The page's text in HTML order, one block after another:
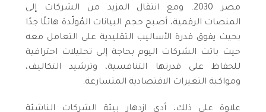
مصر 2030. ومع انتقال المزيد من الشركات إلى
المنصات الرقمية، أصبح حجم البيانات المُولّدة هائلًا جدًا
بحيث يفوق قدرة الأساليب التقليدية على التعامل معه
حيث باتت الشركات اليوم بحاجة إلى تحليلات احترافية
للحفاظ على قدرتها التنافسية، وترشيد التكاليف،
ومواكبة التغيرات الاقتصادية المتسارعة.
علاوة على ذلك، أدى ازدهار بيئة الشركات الناشئة